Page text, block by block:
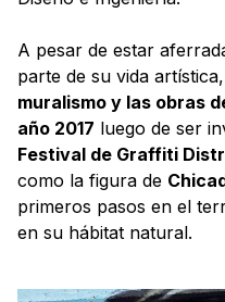
A pesar de estar
parte de su vida artística,
muralismo y las obras
año 2017 luego de ser
Festival de Graffiti
como la figura de
primeros pasos en el
en su hábitat natural.